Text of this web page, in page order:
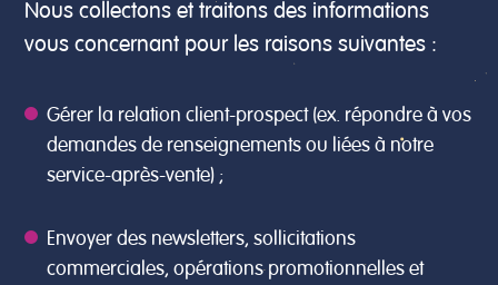
Nous collectons et traitons des informations
vous concernant pour les raisons suivantes :
Gérer la relation client-prospect (ex. répondre à vos
demandes de renseignements ou liées à notre
service-après-vente) ;
Envoyer des newsletters, sollicitations
commerciales, opérations promotionnelles et